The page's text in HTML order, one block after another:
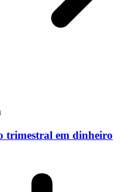
trimestral em dinheiro